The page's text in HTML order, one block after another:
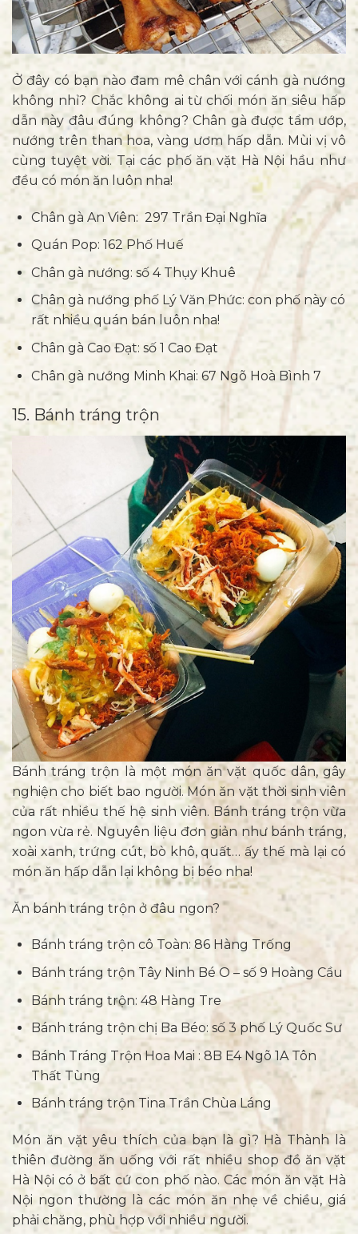
Ở đây có bạn nào đam mê chân với cánh gà nướng
không nhỉ? Chắc không ai từ chối món ăn siêu hấp
dẫn này đâu đúng không? Chân gà được tẩm ướp,
nướng trên than hoa, vàng ươm hấp dẫn. Mùi vị vô
cùng tuyệt vời. Tại các phố ăn vặt Hà Nội hầu như
đều có món ăn luôn nha!
Chân gà An Viên: 297 Trần Đại Nghĩa
Quán Pop: 162 Phố Huế
Chân gà nướng: số 4 Thụy Khuê
Chân gà nướng phố Lý Văn Phức: con phố này có
rất nhiều quán bán luôn nha!
Chân gà Cao Đạt: số 1 Cao Đạt
Chân gà nướng Minh Khai: 67 Ngõ Hoà Bình 7
15. Bánh tráng trộn
Bánh tráng trộn là một món ăn vặt quốc dân, gây
nghiện cho biết bao người. Món ăn vặt thời sinh viên
của rất nhiều thế hệ sinh viên. Bánh tráng trộn vừa
ngon vừa rẻ. Nguyên liệu đơn giản như bánh tráng,
xoài xanh, trứng cút, bò khô, quất… ấy thế mà lại có
món ăn hấp dẫn lại không bị béo nha!
Ăn bánh tráng trộn ở đâu ngon?
Bánh tráng trộn cô Toàn: 86 Hàng Trống
Bánh tráng trộn Tây Ninh Bé O – số 9 Hoàng Cầu
Bánh tráng trộn: 48 Hàng Tre
Bánh tráng trộn chị Ba Béo: số 3 phố Lý Quốc Sư
Bánh Tráng Trộn Hoa Mai : 8B E4 Ngõ 1A Tôn
Thất Tùng
Bánh tráng trộn Tina Trần Chùa Láng
Món ăn vặt yêu thích của bạn là gì? Hà Thành là
thiên đường ăn uống với rất nhiều shop đồ ăn vặt
Hà Nội có ở bất cứ con phố nào. Các món ăn vặt Hà
Nội ngon thường là các món ăn nhẹ về chiều, giá
phải chăng, phù hợp với nhiều người.